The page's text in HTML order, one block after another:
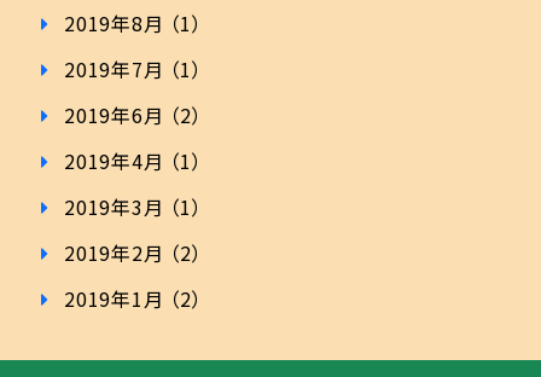
2019年8月 （1）
2019年7月 （1）
2019年6月 （2）
2019年4月 （1）
2019年3月 （1）
2019年2月 （2）
2019年1月 （2）